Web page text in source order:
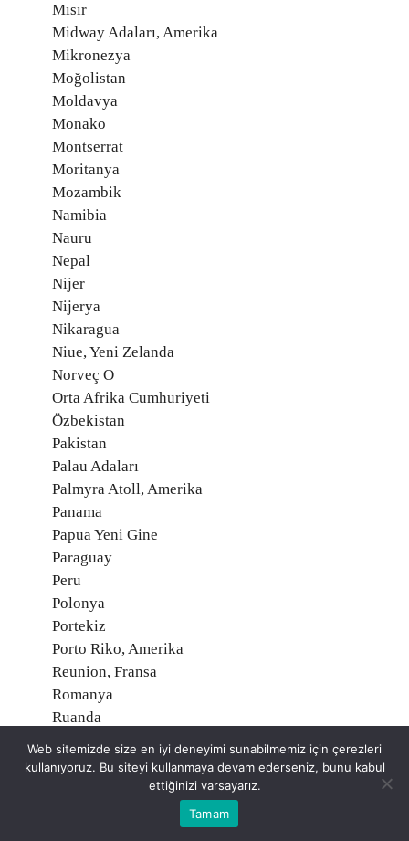
Mısır
Midway Adaları, Amerika
Mikronezya
Moğolistan
Moldavya
Monako
Montserrat
Moritanya
Mozambik
Namibia
Nauru
Nepal
Nijer
Nijerya
Nikaragua
Niue, Yeni Zelanda
Norveç O
Orta Afrika Cumhuriyeti
Özbekistan
Pakistan
Palau Adaları
Palmyra Atoll, Amerika
Panama
Papua Yeni Gine
Paraguay
Peru
Polonya
Portekiz
Porto Riko, Amerika
Reunion, Fransa
Romanya
Ruanda
Rusya Federasyonu
Saint Helena, İngiltere
Saint Martin, Fransa
Saint Pierre ve Miquelon, Fransa
Web sitemizde size en iyi deneyimi sunabilmemiz için çerezleri
kullanıyoruz. Bu siteyi kullanmaya devam ederseniz, bunu kabul
ettiğinizi varsayarız.
Tamam